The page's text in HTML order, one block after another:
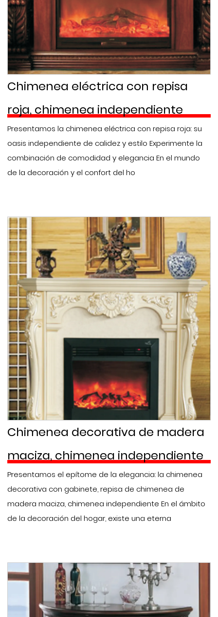
Chimenea eléctrica con repisa
roja, chimenea independiente
Presentamos la chimenea eléctrica con repisa roja: su
oasis independiente de calidez y estilo Experimente la
combinación de comodidad y elegancia En el mundo
de la decoración y el confort del ho
Chimenea decorativa de madera
maciza, chimenea independiente
Presentamos el epítome de la elegancia: la chimenea
decorativa con gabinete, repisa de chimenea de
madera maciza, chimenea independiente En el ámbito
de la decoración del hogar, existe una eterna